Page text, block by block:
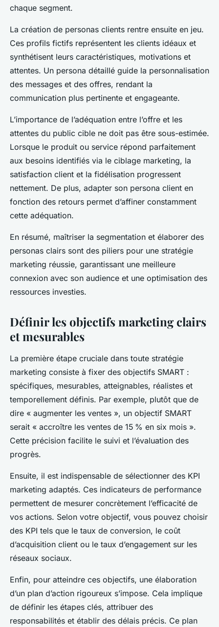
chaque segment.
La création de personas clients rentre ensuite en jeu.
Ces profils fictifs représentent les clients idéaux et
synthétisent leurs caractéristiques, motivations et
attentes. Un persona détaillé guide la personnalisation
des messages et des offres, rendant la
communication plus pertinente et engageante.
L’importance de l’adéquation entre l’offre et les
attentes du public cible ne doit pas être sous-estimée.
Lorsque le produit ou service répond parfaitement
aux besoins identifiés via le ciblage marketing, la
satisfaction client et la fidélisation progressent
nettement. De plus, adapter son persona client en
fonction des retours permet d’affiner constamment
cette adéquation.
En résumé, maîtriser la segmentation et élaborer des
personas clairs sont des piliers pour une stratégie
marketing réussie, garantissant une meilleure
connexion avec son audience et une optimisation des
ressources investies.
Définir les objectifs marketing clairs
et mesurables
La première étape cruciale dans toute stratégie
marketing consiste à fixer des objectifs SMART :
spécifiques, mesurables, atteignables, réalistes et
temporellement définis. Par exemple, plutôt que de
dire « augmenter les ventes », un objectif SMART
serait « accroître les ventes de 15 % en six mois ».
Cette précision facilite le suivi et l’évaluation des
progrès.
Ensuite, il est indispensable de sélectionner des KPI
marketing adaptés. Ces indicateurs de performance
permettent de mesurer concrètement l’efficacité de
vos actions. Selon votre objectif, vous pouvez choisir
des KPI tels que le taux de conversion, le coût
d’acquisition client ou le taux d’engagement sur les
réseaux sociaux.
Enfin, pour atteindre ces objectifs, une élaboration
d’un plan d’action rigoureux s’impose. Cela implique
de définir les étapes clés, attribuer des
responsabilités et établir des délais précis. Ce plan